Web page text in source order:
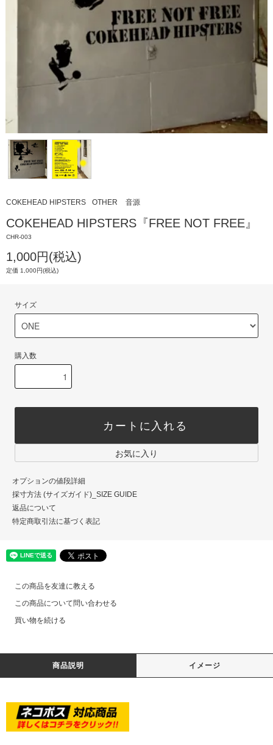
COKEHEAD HIPSTERS OTHER 音源
COKEHEAD HIPSTERS『FREE NOT FREE』
CHR-003
1,000円(税込)
定価 1,000円(税込)
サイズ
購入数
カートに入れる
お気に入り
オプションの値段詳細
採寸方法 (サイズガイド)_SIZE GUIDE
返品について
特定商取引法に基づく表記
この商品を友達に教える
この商品について問い合わせる
買い物を続ける
商品説明 イメージ